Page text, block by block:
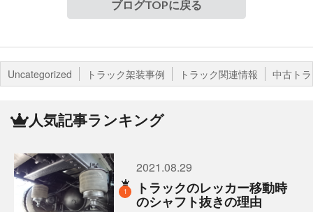
ブログTOPに戻る
Uncategorized トラック架装事例 トラック関連情報 中古ト
人気記事ランキング
1
2021.08.29
トラックのレッカー移動時
のシャフト抜きの理由